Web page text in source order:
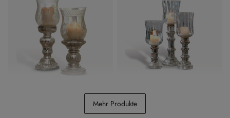
Kerzenständer 2er Set
Windlicht 3er Set
Fréjeville
Mehr Produkte